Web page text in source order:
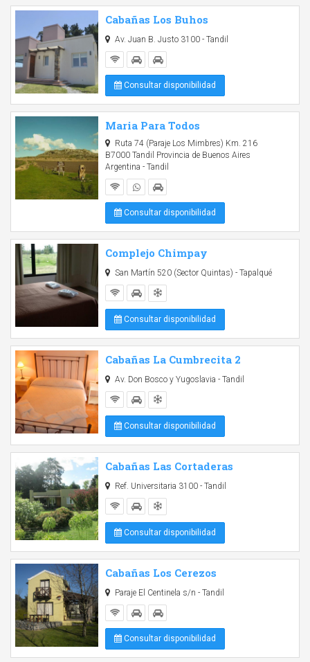
Cabañas Los Buhos
Av. Juan B. Justo 3100 - Tandil
Consultar disponibilidad
Maria Para Todos
Ruta 74 (Paraje Los Mimbres) Km. 216
B7000 Tandil Provincia de Buenos Aires
Argentina - Tandil
Consultar disponibilidad
Complejo Chimpay
San Martín 520 (Sector Quintas) - Tapalqué
Consultar disponibilidad
Cabañas La Cumbrecita 2
Av. Don Bosco y Yugoslavia - Tandil
Consultar disponibilidad
Cabañas Las Cortaderas
Ref. Universitaria 3100 - Tandil
Consultar disponibilidad
Cabañas Los Cerezos
Paraje El Centinela s/n - Tandil
Consultar disponibilidad